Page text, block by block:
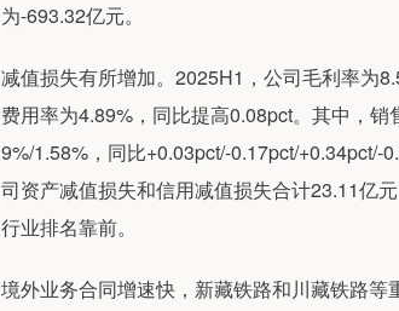
为-693.32亿元。
减值损失有所增加。2025H1，公司毛利率为
费用率为4.89%，同比提高0.08pct。其中，
9%/1.58%，同比+0.03pct/-0.17pct/
司资产减值损失和信用减值损失合计23.11亿
行业排名靠前。
境外业务合同增速快，新藏铁路和川藏铁路